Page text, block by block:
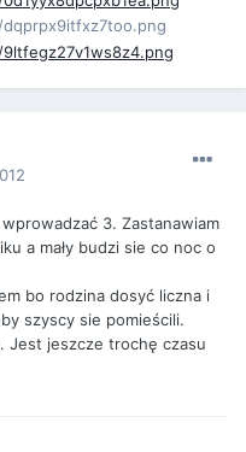
3. Zastanawiam
a mały budzi sie co noc o
bo rodzina dosyć liczna i
szyscy sie pomieścili.
Jest jeszcze trochę czasu